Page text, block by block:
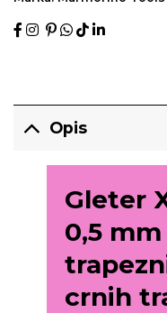
Opis
Gleter
0,5
crnih